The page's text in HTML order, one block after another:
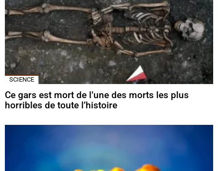
SCIENCE
Ce gars est mort de l’une des morts les plus
horribles de toute l’histoire